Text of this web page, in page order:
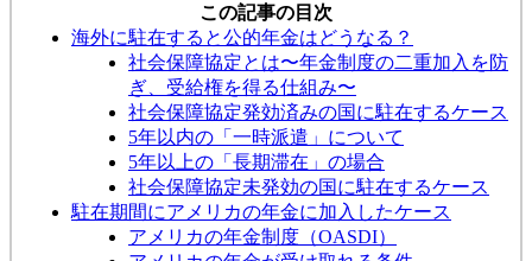
この記事の目次
海外に駐在すると公的年金はどうなる？
社会保障協定とは〜年金制度の二重加入を防
ぎ、受給権を得る仕組み〜
社会保障協定発効済みの国に駐在するケース
5年以内の「一時派遣」について
5年以上の「長期滞在」の場合
社会保障協定未発効の国に駐在するケース
駐在期間にアメリカの年金に加入したケース
アメリカの年金制度（OASDI）